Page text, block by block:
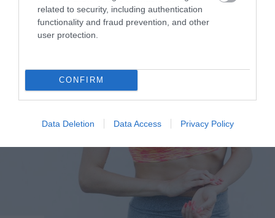
related to security, including authentication
functionality and fraud prevention, and other
user protection.
CONFIRM
Data Deletion Data Access Privacy Policy
mRNA: Οι εμβολιασμένοι πεθαίνουν
πλέον στις ΗΠΑ από COVID-19